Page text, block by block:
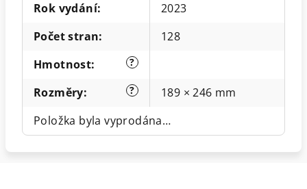
Rok vydání:
2023
Počet stran: 128
?
Hmotnost:
?
Rozměry:
189 × 246 mm
Položka byla vyprodána…